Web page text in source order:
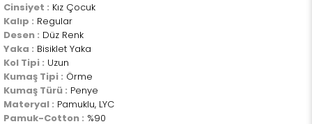
Cinsiyet : Kız Çocuk
Kalıp : Regular
Desen : Düz Renk
Yaka : Bisiklet Yaka
Kol Tipi : Uzun
Kumaş Tipi : Örme
Kumaş Türü : Penye
Materyal : Pamuklu, LYC
Pamuk-Cotton : %90